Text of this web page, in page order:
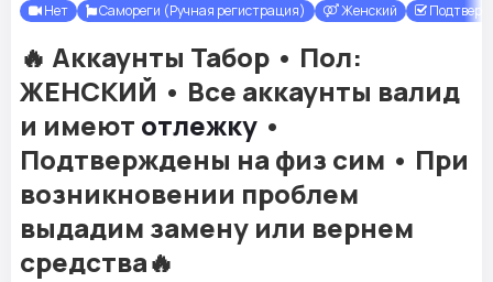
Нет Самореги (Ручная регистрация) Женский
🔥 Аккаунты Табор • Пол:
ЖЕНСКИЙ • Все аккаунты валид
и имеют отлежку •
Подтверждены на физ сим • При
возникновении проблем
выдадим замену или вернем
средства🔥